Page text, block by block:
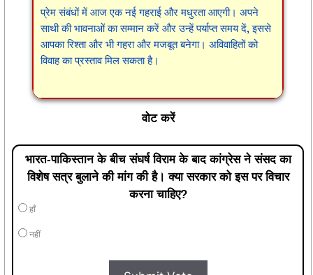
प्रेम संबंधों में आज एक नई गहराई और मधुरता आएगी। अपने
साथी की भावनाओं का सम्मान करें और उन्हें पर्याप्त समय दें, इससे
आपका रिश्ता और भी गहरा और मजबूत बनेगा। अविवाहितों को
विवाह का प्रस्ताव मिल सकता है।
वोट करें
भारत-पाकिस्तान के बीच संघर्ष विराम के बाद कांग्रेस ने संसद का
विशेष सत्र बुलाने की मांग की है। क्या सरकार को इस पर विचार
करना चाहिए?
हाँ
नहीं